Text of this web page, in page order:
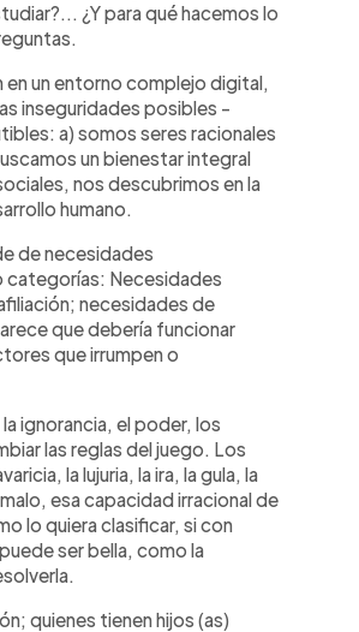
¿Y para qué hacemos lo
un entorno complejo digital,
inseguridades posibles -
a) somos seres racionales
un bienestar integral
nos descubrimos en la
humano.
de necesidades
categorías: Necesidades
necesidades de
que debería funcionar
que irrumpen o
ignorancia, el poder, los
las reglas del juego. Los
la lujuria, la ira, la gula, la
esa capacidad irracional de
lo quiera clasificar, si con
ser bella, como la
quienes tienen hijos (as)